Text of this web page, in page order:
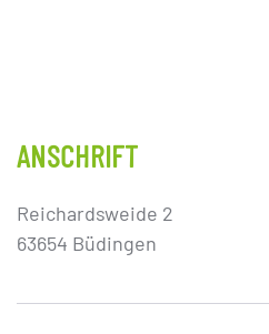
ANSCHRIFT
Reichardsweide 2
63654 Büdingen